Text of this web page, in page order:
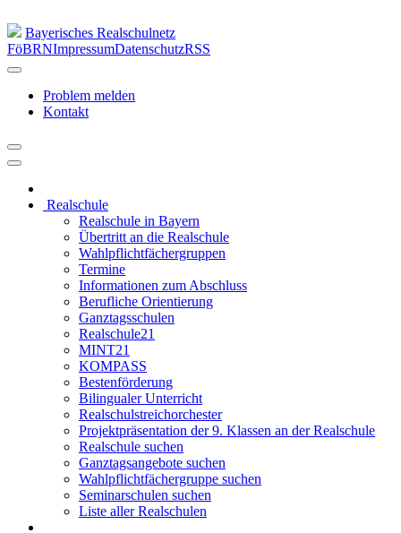
Bayerisches Realschulnetz
FöBRNImpressumDatenschutzRSS
Problem melden
Kontakt
Realschule
Realschule in Bayern
Übertritt an die Realschule
Wahlpflichtfächergruppen
Termine
Informationen zum Abschluss
Berufliche Orientierung
Ganztagsschulen
Realschule21
MINT21
KOMPASS
Bestenförderung
Bilingualer Unterricht
Realschulstreichorchester
Projektpräsentation der 9. Klassen an der Realschule
Realschule suchen
Ganztagsangebote suchen
Wahlpflichtfächergruppe suchen
Seminarschulen suchen
Liste aller Realschulen